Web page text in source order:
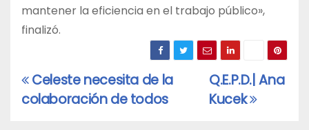
mantener la eficiencia en el trabajo público»,
finalizó.
Navegación
de
Q.E.P.D.| Ana
Kucek
Celeste necesita de la
colaboración de todos